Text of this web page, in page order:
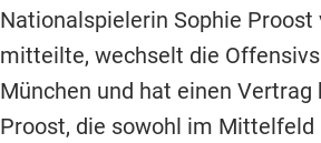
Nationalspielerin Sophie
mitteilte, wechselt die
München und hat einen
Proost, die sowohl im